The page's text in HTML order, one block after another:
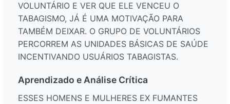
VOLUNTÁRIO E VER QUE ELE VENCEU O
TABAGISMO, JÁ É UMA MOTIVAÇÃO PARA
TAMBÉM DEIXAR. O GRUPO DE VOLUNTÁRIOS
PERCORREM AS UNIDADES BÁSICAS DE SAÚDE
INCENTIVANDO USUÁRIOS TABAGISTAS.
Aprendizado e Análise Crítica
ESSES HOMENS E MULHERES EX FUMANTES